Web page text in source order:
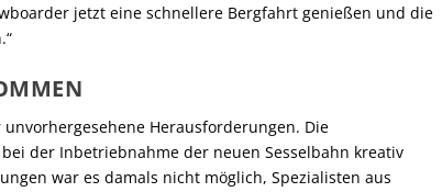
jetzt eine schnellere Bergfahrt genießen und die
Herausforderungen. Die
der Inbetriebnahme der neuen Sesselbahn kreativ
war es damals nicht möglich, Spezialisten aus